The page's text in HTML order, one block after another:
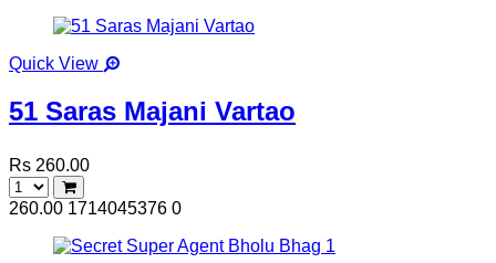
Quick View
51 Saras Majani Vartao
Rs 260.00
260.00 1714045376 0